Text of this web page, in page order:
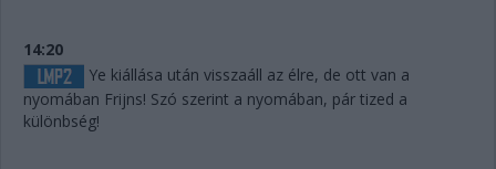
14:20
Ye kiállása után visszaáll az élre, de ott van a
nyomában Frijns! Szó szerint a nyomában, pár tized a
különbség!